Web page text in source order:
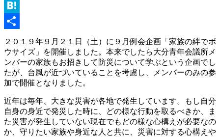
Line
Hatena
共
有
２０１９年９月２１日（土）に９月例会企画「家族の絆でボ
ウサイズ」を開催しました。本来でしたら大分青年会議所メ
ンバーの家族もお招きして防災について学ぶという企画でし
たが、台風が近づいていることを考慮し、メンバーのみの参
加で開催となりました。
近年は毎年、大きな災害が各地で発生しています。もし自分
自身の身近で発災した時に、どの様な行動を取るべきか、ま
た災害が発生していない現在でもどの様な心構えが必要なの
か、守りたい家族や身近な人と共に、災害に対する心構えや